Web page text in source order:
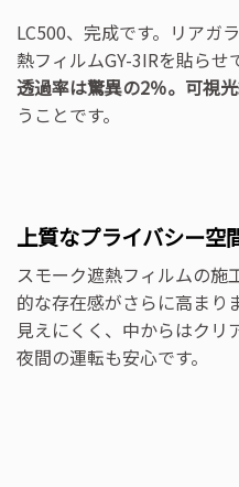
LC500、完成です。リアガ
熱フィルムGY-3IRを貼らせ
透過率は驚異の2％。可視
うことです。
上質なプライバシー空
スモーク遮熱フィルムの施
的な存在感がさらに高まり
見えにくく、中からはクリ
夜間の運転も安心です。